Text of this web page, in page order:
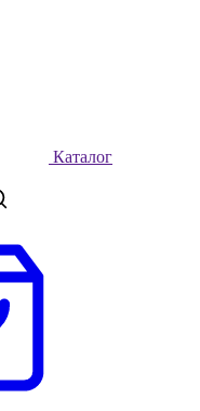
Каталог